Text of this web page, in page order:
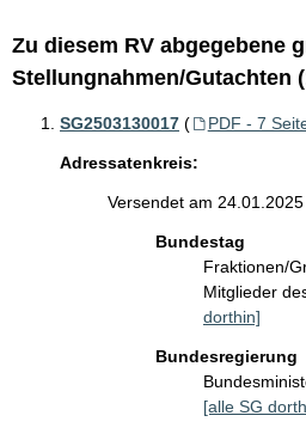
Zu diesem RV abgegebene
Stellungnahmen/Gutachten
SG2503130017 ( PDF - 7
Adressatenkreis:
Versendet am
Bundestag
Fraktionen/
Mitglieder
dorthin]
Bundesregierung
[alle SG